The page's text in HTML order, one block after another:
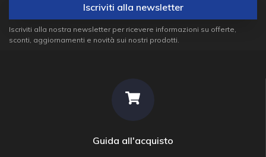
Iscriviti alla newsletter
Iscriviti alla nostra newsletter per ricevere informazioni su offerte,
sconti, aggiornamenti e novità sui nostri prodotti.
Guida all'acquisto